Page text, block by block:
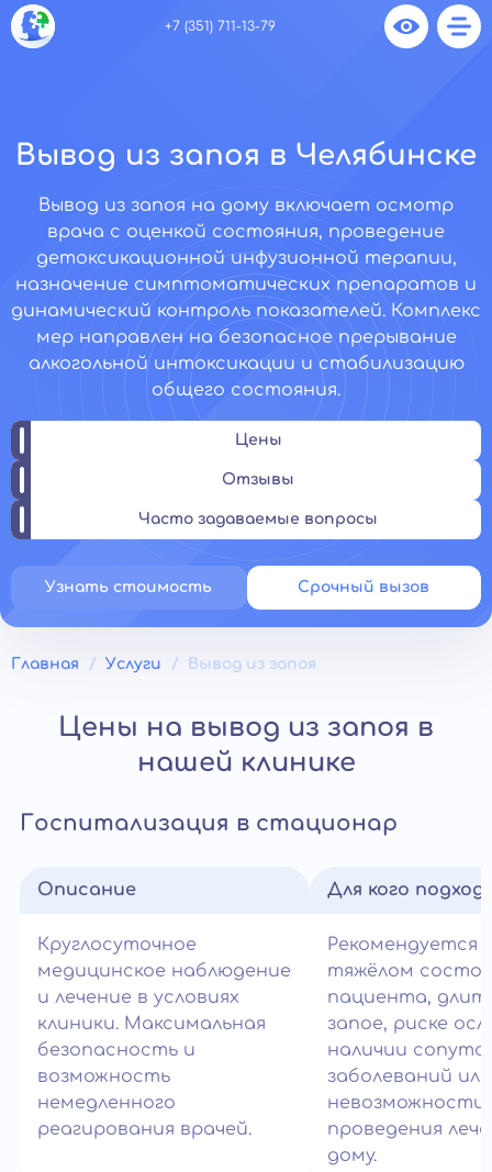
+7 (351) 711-13-79
Вывод из запоя в Челябинске
Вывод из запоя на дому включает осмотр
врача с оценкой состояния, проведение
детоксикационной инфузионной терапии,
назначение симптоматических препаратов и
динамический контроль показателей. Комплекс
мер направлен на безопасное прерывание
алкогольной интоксикации и стабилизацию
общего состояния.
Цены
Отзывы
Часто задаваемые вопросы
Узнать стоимость Срочный вызов
Главная Услуги Вывод из запоя
Цены на вывод из запоя в
нашей клинике
Госпитализация в стационар
Описание
Круглосуточное
медицинское наблюдение
и лечение в условиях
клиники. Максимальная
безопасность и
возможность
немедленного
реагирования врачей.
Для кого
Рекомендуется
тяжёлом
пациента,
запое, риске
наличии
заболеваний или
невозможности
проведения
дому.